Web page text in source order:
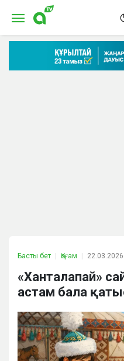
Басты бет Қоғам
«Ханталапай»
астам бала